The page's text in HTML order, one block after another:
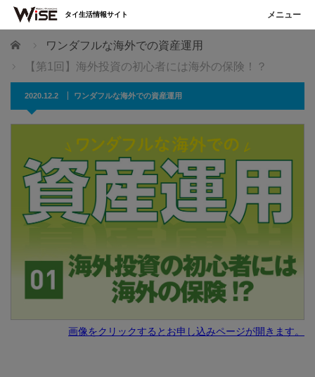
ホーム
ワンダフルな海外での資産運用
【第1回】海外投資の初心者には海外の保険！？
2020.12.2 ワンダフルな海外での資産運用
画像をクリックするとお申し込みページが開きます。
タイ生活情報サイト